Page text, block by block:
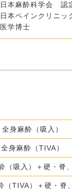
日本麻酔科学会 認定
日本ペインクリニック
医学博士
全身麻酔（吸入）
全身麻酔（TIVA）
（吸入）＋硬・脊、伝
（TIVA）＋硬・脊、